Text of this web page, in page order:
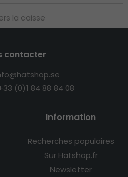
la caisse
contacter
(0)1 84 88 84 08
Information
Recherches populaires
Sur Hatshop.fr
Newsletter